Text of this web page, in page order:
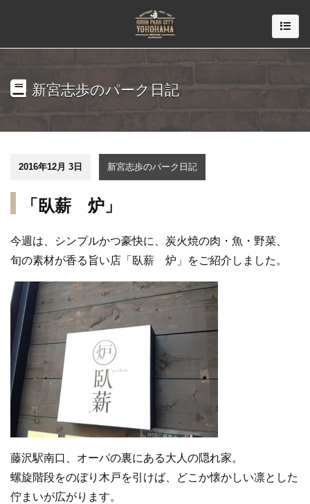
新宮志歩のパーク日記
2016年12月 3日 新宮志歩のパーク日記
「臥薪 炉」
今週は、シンプルかつ豪快に、炭火焼の肉・魚・野菜、
旬の素材が香る旨い店「臥薪 炉」をご紹介しました。
藤沢駅南口、オーパの裏にある大人の隠れ家。
螺旋階段をのぼり木戸を引けば、どこか懐かしい凛とした
佇まいが広がります。